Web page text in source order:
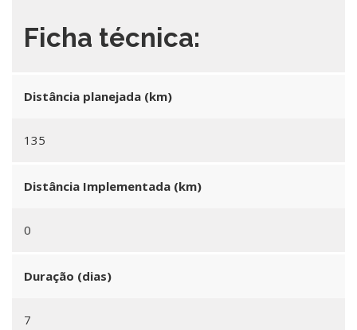
Ficha técnica:
Distância planejada (km)
135
Distância Implementada (km)
0
Duração (dias)
7